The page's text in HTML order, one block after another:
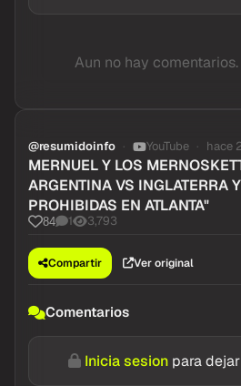
Aun no hay
@resumidoinfo YouTube hace
MERNUEL Y LOS
ARGENTINA VS INGLATERRA
PROHIBIDAS EN ATLANTA"
84 1 3,793
Compartir Ver original
Comentarios
Inicia sesion para